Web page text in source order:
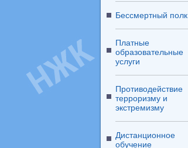
Бессмертный полк
Платные
образовательные
услуги
Противодействие
терроризму и
экстремизму
Дистанционное
обучение